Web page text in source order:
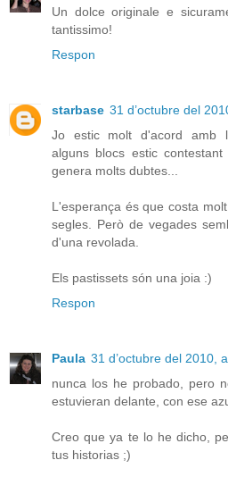
Un dolce originale e
tantissimo!
Respon
starbase 31 d’octubre del
Jo estic molt d'acord amb
alguns blocs estic
genera molts dubtes...
L'esperança és que costa
segles. Però de vegades
d'una revolada.
Els pastissets són una joia :)
Respon
Paula 31 d’octubre del 2010,
nunca los he probado, pero
estuvieran delante, con ese
Creo que ya te lo he dicho,
tus historias ;)